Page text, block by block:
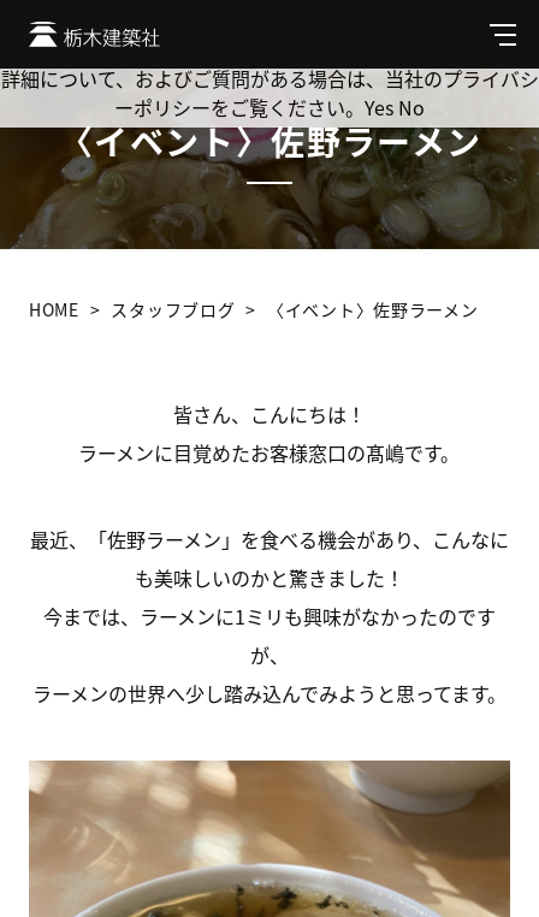
メ
ニ
ュ
〈イベント〉佐野ラーメン
HOME スタッフブログ 〈イベント〉佐野ラーメン
皆さん、こんにちは！
ラーメンに目覚めたお客様窓口の髙嶋です。
最近、「佐野ラーメン」を食べる機会があり、こんなに
も美味しいのかと驚きました！
今までは、ラーメンに1ミリも興味がなかったのです
が、
ラーメンの世界へ少し踏み込んでみようと思ってます。
Cookie を使用して、お客様の活動を追跡してもよろしいです
か? 当社ではお客様のプライバシーを極めて重視しています。
詳細について、およびご質問がある場合は、当社のプライバシ
ーポリシーをご覧ください。 Yes No